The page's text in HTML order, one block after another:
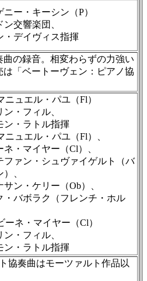
ニー・キーシン（P）
ン交響楽団、
・デイヴィス指揮
の録音。相変わらずの力強い
「ベートーヴェン：ピアノ協
ニュエル・パユ（Fl）
ン・フィル、
ン・ラトル指揮
ニュエル・パユ（Fl）、
ネ・マイヤー（Cl）、
ファン・シュヴァイゲルト（バ
、
サン・ケリー（Ob）、
・バボラク（フレンチ・ホル
ーネ・マイヤー（Cl）
ン・フィル、
ン・ラトル指揮
協奏曲はモーツァルト作品以